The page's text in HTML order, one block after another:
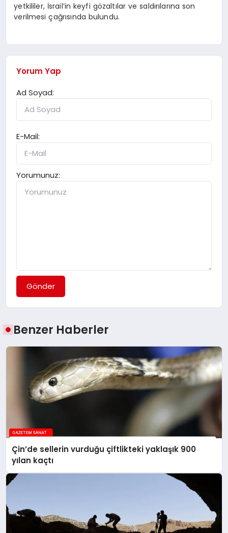
yetkililer, İsrail’in keyfi gözaltılar ve saldırılarına son
verilmesi çağrısında bulundu.
Yorum Yap
Ad Soyad:
E-Mail:
Yorumunuz:
Gönder
Benzer Haberler
Çin’de sellerin vurduğu çiftlikteki yaklaşık 900
yılan kaçtı